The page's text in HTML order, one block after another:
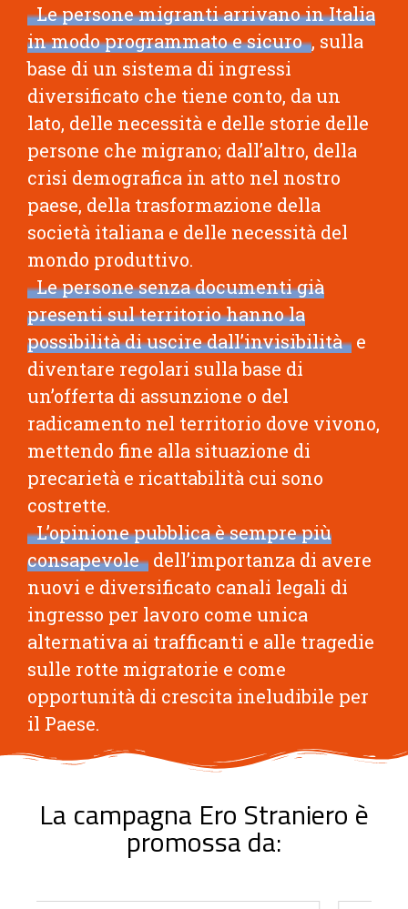
Le persone migranti arrivano in Italia
in modo programmato e sicuro , sulla
base di un sistema di ingressi
diversificato che tiene conto, da un
lato, delle necessità e delle storie delle
persone che migrano; dall’altro, della
crisi demografica in atto nel nostro
paese, della trasformazione della
società italiana e delle necessità del
mondo produttivo.
Le persone senza documenti già
presenti sul territorio hanno la
possibilità di uscire dall’invisibilità
e
diventare regolari sulla base di
un’offerta di assunzione o del
radicamento nel territorio dove vivono,
mettendo fine alla situazione di
precarietà e ricattabilità cui sono
costrette.
L’opinione pubblica è sempre più
consapevole
dell’importanza di avere
nuovi e diversificato canali legali di
ingresso per lavoro come unica
alternativa ai trafficanti e alle tragedie
sulle rotte migratorie e come
opportunità di crescita ineludibile per
il Paese.
La campagna Ero Straniero è
promossa da: